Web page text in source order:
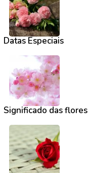
Datas Especiais
Significado das flores